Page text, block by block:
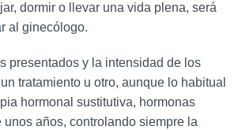
dormir o llevar una vida plena, será
al ginecólogo.
presentados y la intensidad de los
tratamiento u otro, aunque lo habitual
hormonal sustitutiva, hormonas
unos años, controlando siempre la